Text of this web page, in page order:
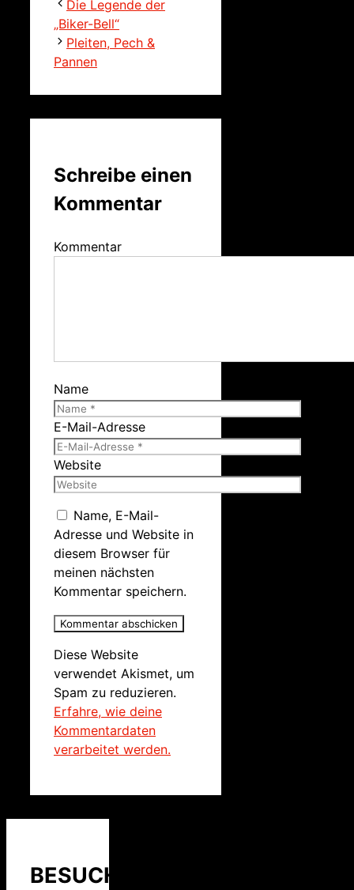
Die Legende der
„Biker-Bell“
Pleiten, Pech &
Pannen
Schreibe einen
Kommentar
Kommentar
Name
E-Mail-Adresse
Website
Name, E-Mail-
Adresse und Website in
diesem Browser für
meinen nächsten
Kommentar speichern.
Diese Website
verwendet Akismet, um
Spam zu reduzieren.
Erfahre, wie deine
Kommentardaten
verarbeitet werden.
BESUCHER